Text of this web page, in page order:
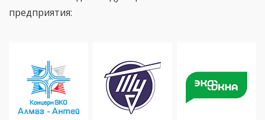
предприятия: